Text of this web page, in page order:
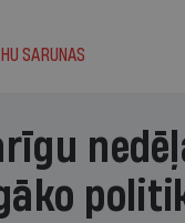
SARUNAS